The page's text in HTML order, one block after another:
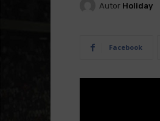
Autor Holiday
Facebook